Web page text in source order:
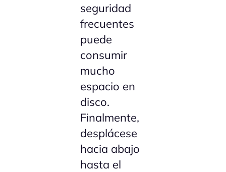
seguridad
frecuentes
puede
consumir
mucho
espacio en
disco.
Finalmente,
desplácese
hacia abajo
hasta el